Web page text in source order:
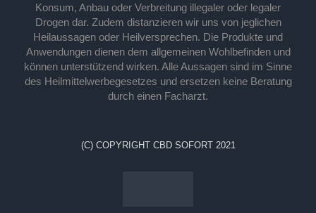
Konsum, Anbau oder Verbreitung illegaler oder legaler
Drogen dar. Zudem distanzieren wir uns von jeglichen
Heilaussagen oder Heilversprechen. Die Produkte und
Anwendungen dienen dem allgemeinen Wohlbefinden und
können unterstützend wirken. Alle Aussagen sind im Sinne
des Heilmittelwerbegesetzes und ersetzen keine Beratung
durch einen Facharzt.
(C) COPYRIGHT CBD SOFORT 2021